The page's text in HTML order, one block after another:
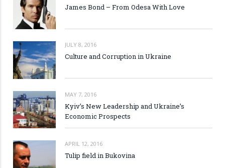
James Bond – From Odesa With Love
JULY 8, 2016
Culture and Corruption in Ukraine
MAY 7, 2016
Kyiv’s New Leadership and Ukraine’s
Economic Prospects
APRIL 12, 2016
Tulip field in Bukovina